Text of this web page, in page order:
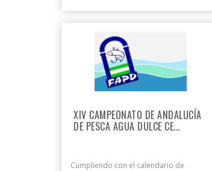
XIV CAMPEONATO DE ANDALUCÍA
DE PESCA AGUA DULCE CE...
Cumpliendo con el calendario de